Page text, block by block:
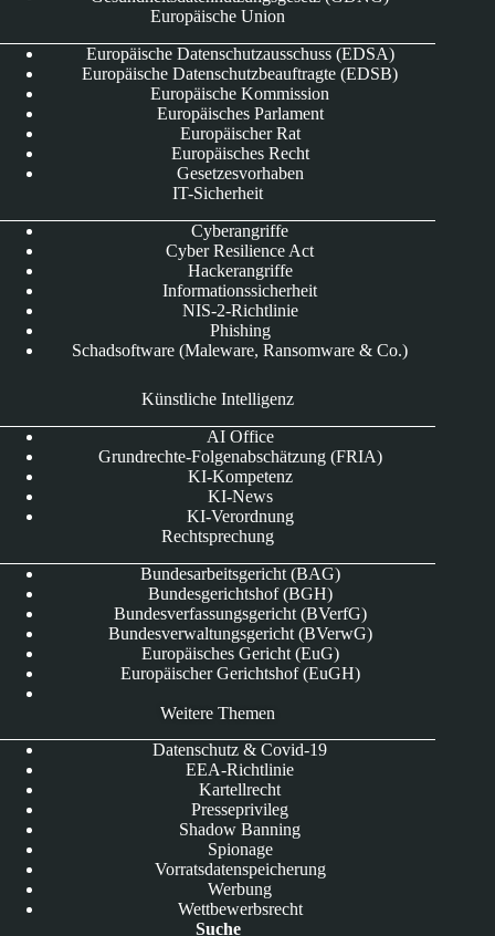
Europäische Union
Europäische Datenschutzausschuss (EDSA)
Europäische Datenschutzbeauftragte (EDSB)
Europäische Kommission
Europäisches Parlament
Europäischer Rat
Europäisches Recht
Gesetzesvorhaben
IT-Sicherheit
Cyberangriffe
Cyber Resilience Act
Hackerangriffe
Informationssicherheit
NIS-2-Richtlinie
Phishing
Schadsoftware (Maleware, Ransomware & Co.)
Künstliche Intelligenz
AI Office
Grundrechte-Folgenabschätzung (FRIA)
KI-Kompetenz
KI-News
KI-Verordnung
Rechtsprechung
Bundesarbeitsgericht (BAG)
Bundesgerichtshof (BGH)
Bundesverfassungsgericht (BVerfG)
Bundesverwaltungsgericht (BVerwG)
Europäisches Gericht (EuG)
Europäischer Gerichtshof (EuGH)
Weitere Themen
Datenschutz & Covid-19
EEA-Richtlinie
Kartellrecht
Presseprivileg
Shadow Banning
Spionage
Vorratsdatenspeicherung
Werbung
Wettbewerbsrecht
Suche